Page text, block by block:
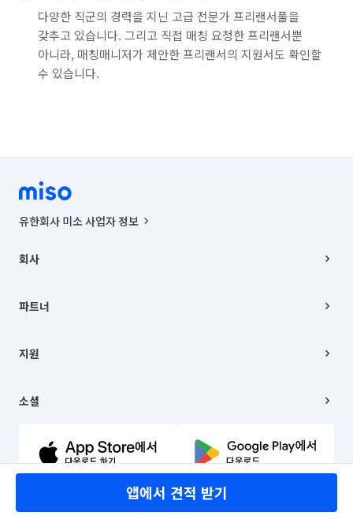
다양한 직군의 경력을 지닌 고급 전문가 프리랜서풀을
갖추고 있습니다. 그리고 직접 매칭 요청한 프리랜서뿐
아니라, 매칭매니저가 제안한 프리랜서의 지원서도 확인할
수 있습니다.
앱에서 견적 받기
유한회사 미소 사업자 정보
00019 |
주소 | 본사: 서울특별시 종로구 율곡로 6(중학동, 트윈트리빌딩) B동 5층
컨택센터 : 서울특별시 종로구 수송동 율곡로 24, 7층, 8층 미소
상품, 상품정보, 거래에 관한 의무와 책임은 거래당사자에게 있습니다.
언론 보도 관련 문의:
© 유한회사 미소. Miso, Inc. All Rights Reserved.
회사
채용
파트너
이사
지원
이용약관
문의하기
소셜
유튜브